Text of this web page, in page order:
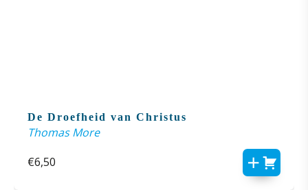
De Droefheid van Christus
Thomas More
€6,50